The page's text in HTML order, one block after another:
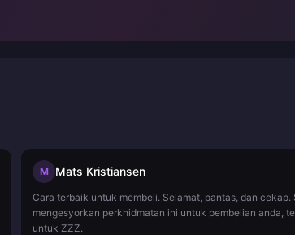
M Mats Kristiansen
Cara terbaik untuk membeli. Selamat, pantas, dan cekap.
mengesyorkan perkhidmatan ini untuk pembelian anda,
untuk ZZZ.